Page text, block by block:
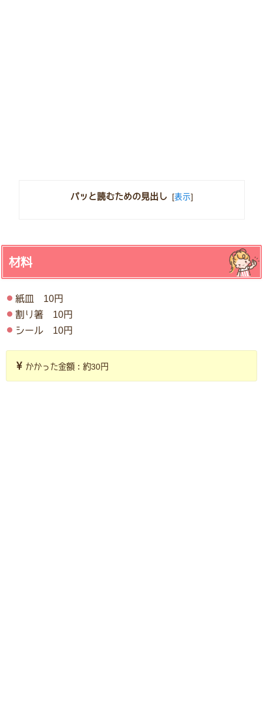
パッと読むための見出し [表示]
材料
紙皿 10円
割り箸 10円
シール 10円
かかった金額：約30円